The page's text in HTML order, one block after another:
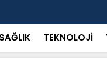
SAĞLIK TEKNOLOJİ